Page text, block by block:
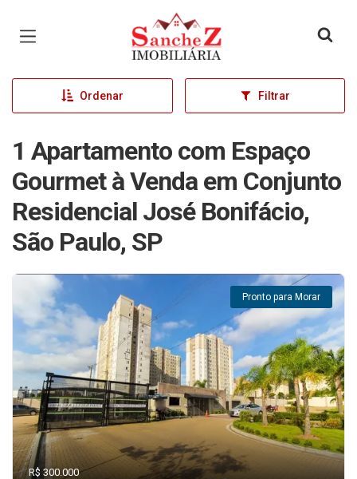
Página inicial
Ordenar Filtrar
1 Apartamento com Espaço
Gourmet à Venda em Conjunto
Residencial José Bonifácio,
São Paulo, SP
Pronto para Morar
R$ 300.000